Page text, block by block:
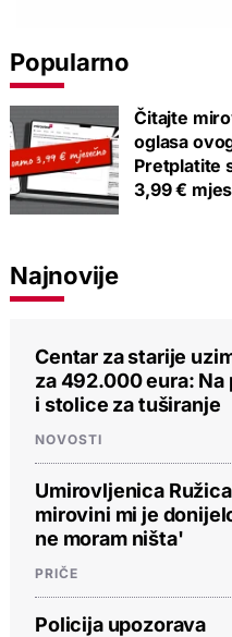
Popularno
Čitajte
oglasa
Pretplatite
3,99 €
Najnovije
Centar za starije
za 492.000 eura: Na
i stolice za tuširanje
NOVOSTI
Umirovljenica
mirovini mi je
ne moram ništa'
PRIČE
Policija upozorava